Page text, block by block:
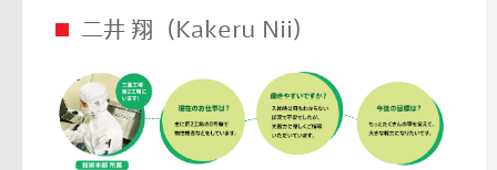
二井 翔（Kakeru Nii）